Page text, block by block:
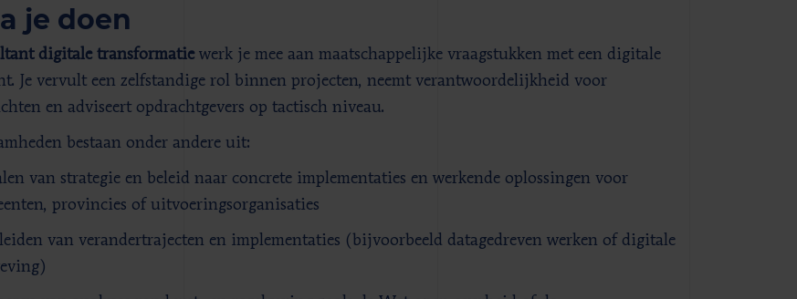
je doen
digitale transformatiewerk je mee aan maatschappelijke vraagstukken met een digitale
Je vervult een zelfstandige rol binnen projecten, neemt verantwoordelijkheid voor
en adviseert opdrachtgevers op tactisch niveau.
bestaan onder andere uit:
van strategie en beleid naar concrete implementaties en werkende oplossingen voor
provincies of uitvoeringsorganisaties
van verandertrajecten en implementaties (bijvoorbeeld datagedreven werken of digitale